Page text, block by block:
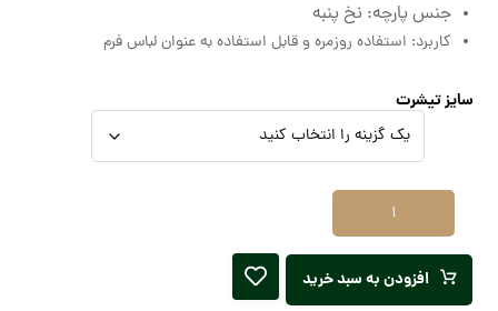
جنس پارچه: نخ پنبه
کاربرد: استفاده روزمره و قابل استفاده به عنوان لباس فرم
سایز تیشرت
افزودن به سبد خرید